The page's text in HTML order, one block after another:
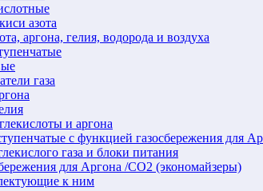
азота
аргона, гелия, водорода и воздуха
газа
и аргона
c функцией газосбережения для
газа и блоки питания
для Аргона /СО2 (экономайзеры)
к ним